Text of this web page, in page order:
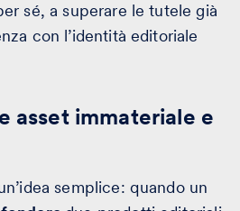
sé, a superare le tutele già
con l’identità editoriale
asset immateriale e
semplice: quando un